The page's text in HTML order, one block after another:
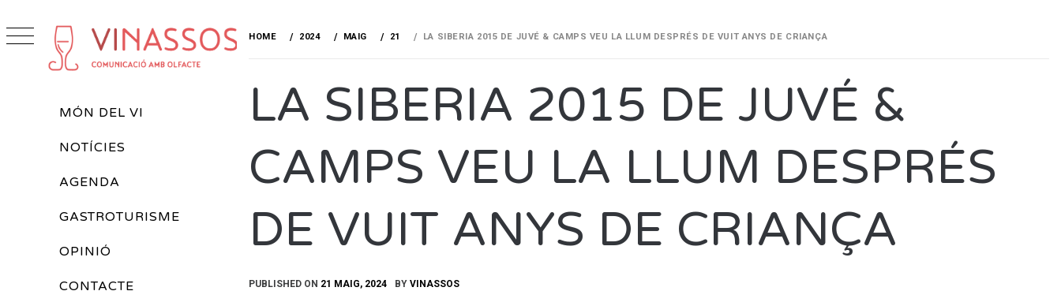
Primary
MÓN DEL VI
NOTÍCIES
AGENDA
GASTROTURISME
OPINIÓ
CONTACTE
to
content
HOME 2024 MAIG 21 LA SIBERIA 2015 DE JUVÉ & CAMPS VEU LA LLUM DESPRÉS DE VUIT ANYS DE CRIANÇA
LA SIBERIA 2015 DE JUVÉ &
CAMPS VEU LA LLUM DESPRÉS
DE VUIT ANYS DE CRIANÇA
PUBLISHED ON 21 MAIG, 2024 BY VINASSOS